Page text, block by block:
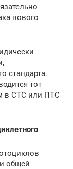
нового
стандарта.
тот
в СТС или ПТС
общей